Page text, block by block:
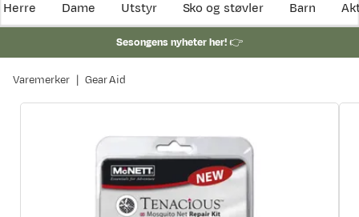
Herre Dame Utstyr Sko og støvler Barn
Sesongens nyheter her!👉
Varemerker Gear Aid